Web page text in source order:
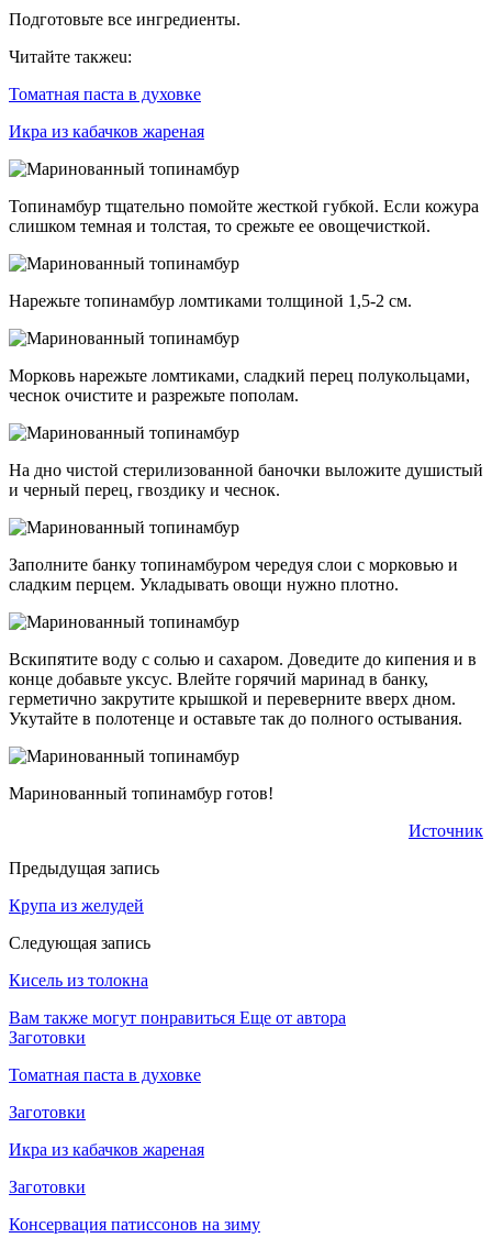
Подготовьте все ингредиенты.
Читайте такжеu:
Томатная паста в духовке
Икра из кабачков жареная
Топинамбур тщательно помойте жесткой губкой. Если кожура
слишком темная и толстая, то срежьте ее овощечисткой.
Нарежьте топинамбур ломтиками толщиной 1,5-2 см.
Морковь нарежьте ломтиками, сладкий перец полукольцами,
чеснок очистите и разрежьте пополам.
На дно чистой стерилизованной баночки выложите душистый
и черный перец, гвоздику и чеснок.
Заполните банку топинамбуром чередуя слои с морковью и
сладким перцем. Укладывать овощи нужно плотно.
Вскипятите воду с солью и сахаром. Доведите до кипения и в
конце добавьте уксус. Влейте горячий маринад в банку,
герметично закрутите крышкой и переверните вверх дном.
Укутайте в полотенце и оставьте так до полного остывания.
Маринованный топинамбур готов!
Источник
Предыдущая запись
Крупа из желудей
Следующая запись
Кисель из толокна
Вам также могут понравиться Еще от автора
Заготовки
Томатная паста в духовке
Заготовки
Икра из кабачков жареная
Заготовки
Консервация патиссонов на зиму